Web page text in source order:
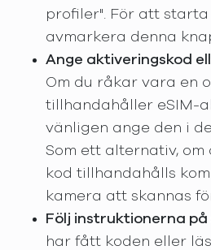
profiler". För att
avmarkera denna
Ange aktiveringskod
Om du råkar vara en
tillhandahåller eSIM-
vänligen ange den i
Som ett alternativ, om
kod tillhandahålls
kamera att skannas
Följ instruktionerna på
har fått koden eller